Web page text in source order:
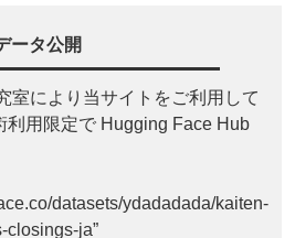
ータ公開
室により当サイトをご利用して
利用限定で Hugging Face Hub
datasets/ydadadada/kaiten-
closings-ja”